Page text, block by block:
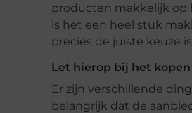
producten makkelijk op
is het een heel stuk
precies de juiste keuze
Let hierop bij het
Er zijn verschillende
belangrijk dat de